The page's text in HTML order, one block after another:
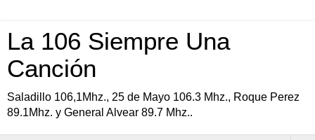
La 106 Siempre Una
Canción
Saladillo 106,1Mhz., 25 de Mayo 106.3 Mhz., Roque Perez
89.1Mhz. y General Alvear 89.7 Mhz..